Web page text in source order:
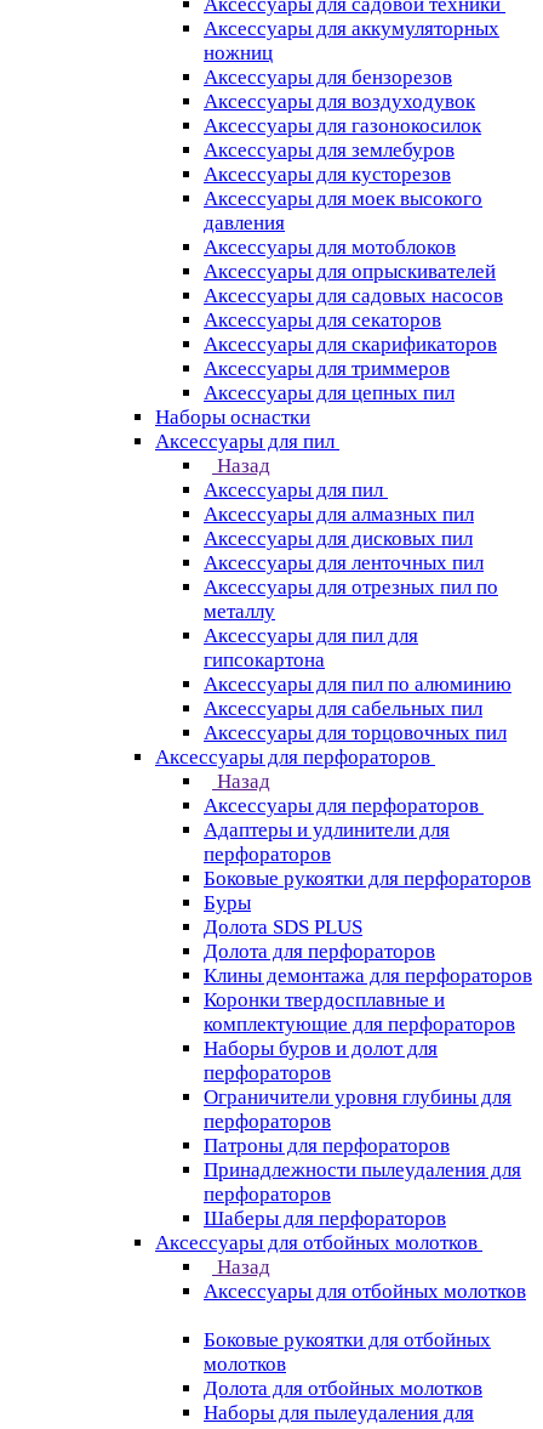
Аксессуары для аккумуляторных
ножниц
Аксессуары для бензорезов
Аксессуары для воздуходувок
Аксессуары для газонокосилок
Аксессуары для землебуров
Аксессуары для кусторезов
Аксессуары для моек высокого
давления
Аксессуары для мотоблоков
Аксессуары для опрыскивателей
Аксессуары для садовых насосов
Аксессуары для секаторов
Аксессуары для скарификаторов
Аксессуары для триммеров
Аксессуары для цепных пил
Наборы оснастки
Аксессуары для пил
Назад
Аксессуары для пил
Аксессуары для алмазных пил
Аксессуары для дисковых пил
Аксессуары для ленточных пил
Аксессуары для отрезных пил по
металлу
Аксессуары для пил для
гипсокартона
Аксессуары для пил по алюминию
Аксессуары для сабельных пил
Аксессуары для торцовочных пил
Аксессуары для перфораторов
Назад
Аксессуары для перфораторов
Адаптеры и удлинители для
перфораторов
Боковые рукоятки для перфораторов
Буры
Долота SDS PLUS
Долота для перфораторов
Клины демонтажа для перфораторов
Коронки твердосплавные и
комплектующие для перфораторов
Наборы буров и долот для
перфораторов
Ограничители уровня глубины для
перфораторов
Патроны для перфораторов
Принадлежности пылеудаления для
перфораторов
Шаберы для перфораторов
Аксессуары для отбойных молотков
Назад
Аксессуары для отбойных молотков
Боковые рукоятки для отбойных
молотков
Долота для отбойных молотков
Наборы для пылеудаления для